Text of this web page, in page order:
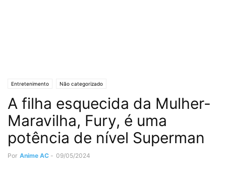
Entretenimento Não categorizado
A filha esquecida da Mulher-
Maravilha, Fury, é uma
potência de nível Superman
Por Anime AC - 09/05/2024